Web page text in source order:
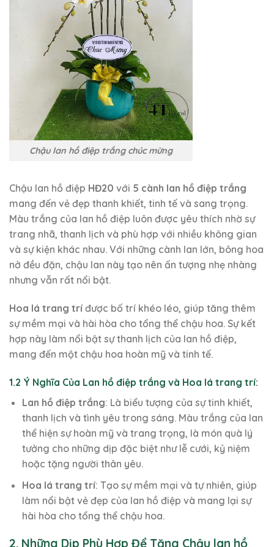
Chậu lan hồ điệp trắng chúc mừng
Chậu lan hồ điệp HĐ20 với 5 cành lan hồ điệp trắng
mang đến vẻ đẹp thanh khiết, tinh tế và sang trọng.
Màu trắng của lan hồ điệp luôn được yêu thích nhờ sự
trang nhã, thanh lịch và phù hợp với nhiều không gian
và sự kiện khác nhau. Với những cành lan lớn, bông hoa
nở đều đặn, chậu lan này tạo nên ấn tượng nhẹ nhàng
nhưng vẫn rất nổi bật.
Hoa lá trang trí được bố trí khéo léo, giúp tăng thêm
sự mềm mại và hài hòa cho tổng thể chậu hoa. Sự kết
hợp này làm nổi bật sự thanh lịch của lan hồ điệp,
mang đến một chậu hoa hoàn mỹ và tinh tế.
1.2 Ý Nghĩa Của Lan hồ điệp trắng và Hoa lá trang trí:
Lan hồ điệp trắng: Là biểu tượng của sự tinh khiết,
thanh lịch và tình yêu trong sáng. Màu trắng của lan
thể hiện sự hoàn mỹ và trang trọng, là món quà lý
tưởng cho những dịp đặc biệt như lễ cưới, kỷ niệm
hoặc tặng người thân yêu.
Hoa lá trang trí: Tạo sự mềm mại và tự nhiên, giúp
làm nổi bật vẻ đẹp của lan hồ điệp và mang lại sự
hài hòa cho tổng thể chậu hoa.
2. Những Dịp Phù Hợp Để Tặng Chậu lan hồ